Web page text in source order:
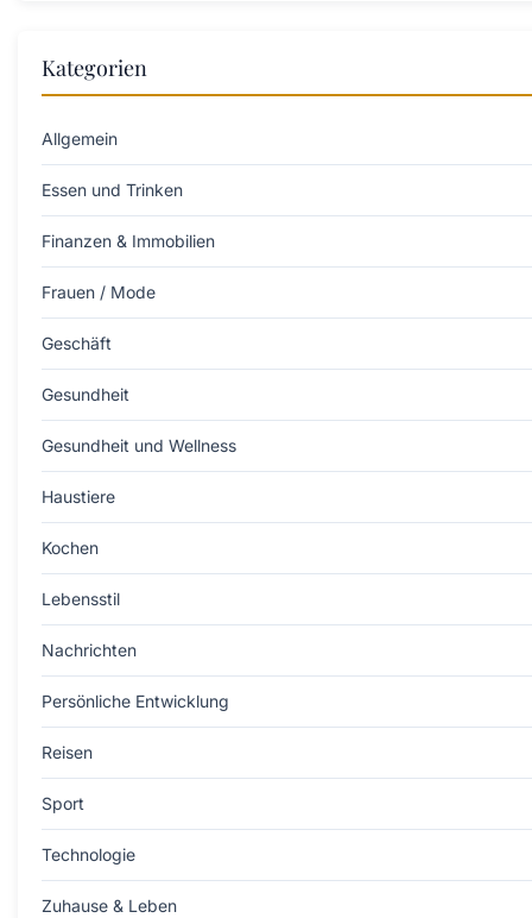
Kategorien
Allgemein
Essen und Trinken
Finanzen & Immobilien
Frauen / Mode
Geschäft
Gesundheit
Gesundheit und Wellness
Haustiere
Kochen
Lebensstil
Nachrichten
Persönliche Entwicklung
Reisen
Sport
Technologie
Zuhause & Leben